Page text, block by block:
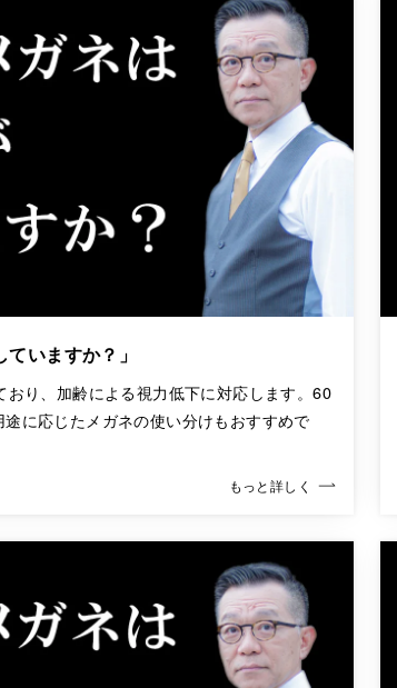
いますか？」
り、加齢による視力低下に対応します。60
に応じたメガネの使い分けもおすすめで
もっと詳しく